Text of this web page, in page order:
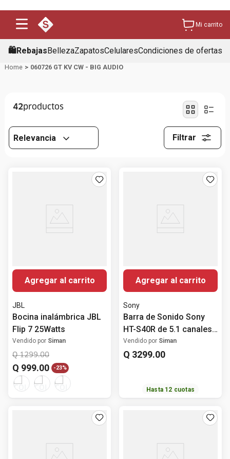
Mi carrito
🛍️RebajasBellezaZapatosCelularesCondiciones de ofertas
060726 GT KV CW - BIG AUDIO
42
Relevancia Filtrar
Agregar al carrito
JBL
Bocina inalámbrica JBL
Flip 7 25Watts
Vendido por Siman
Q 1299.00
Q 999.00 -23%
Agregar al carrito
Sony
Barra de Sonido Sony
HT-S40R de 5.1 canales
con Bocinas Posteriores
Inalámbricas,
Vendido por Siman
Q 3299.00
Hasta 12 cuotas